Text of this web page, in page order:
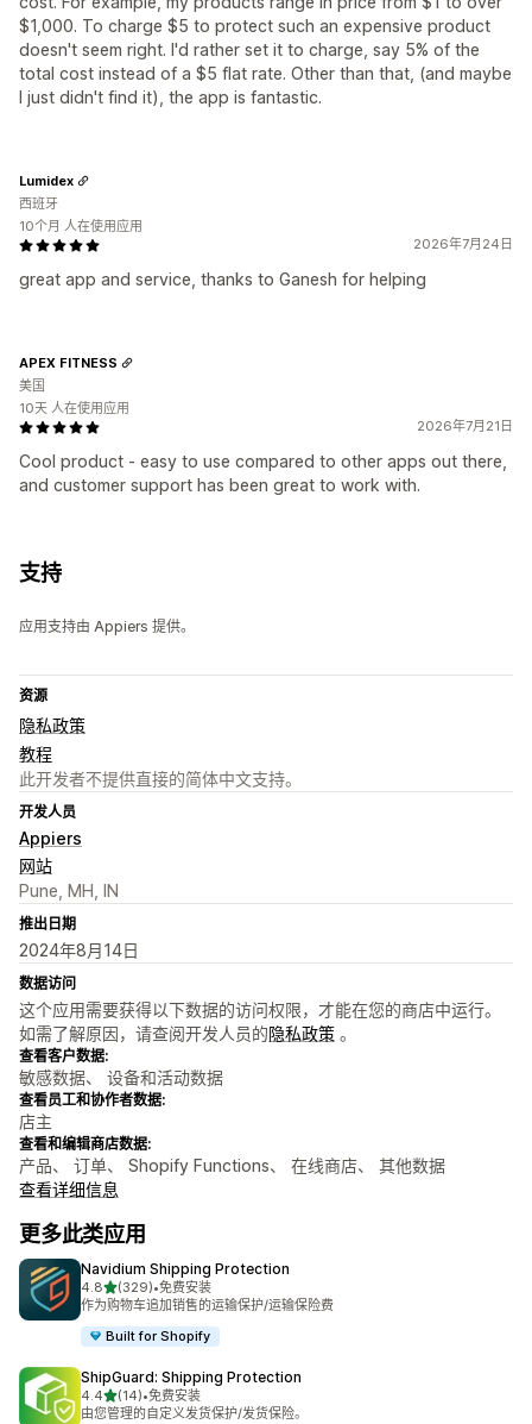
$1,000. To charge $5 to protect such an expensive product
doesn't seem right. I'd rather set it to charge, say 5% of the
total cost instead of a $5 flat rate. Other than that, (and maybe
I just didn't find it), the app is fantastic.
2026年7月24日
great app and service, thanks to Ganesh for helping
Lumidex
西班牙
10个月 人在使用应用
2026年7月21日
Cool product - easy to use compared to other apps out there,
and customer support has been great to work with.
APEX FITNESS
美国
10天 人在使用应用
支持
应用支持由 Appiers 提供。
资源
隐私政策
教程
此开发者不提供直接的简体中文支持。
开发人员
Appiers
网站
Pune, MH, IN
推出日期
2024年8月14日
数据访问
这个应用需要获得以下数据的访问权限，才能在您的商店中运行。
如需了解原因，请查阅开发人员的隐私政策 。
查看客户数据:
敏感数据、 设备和活动数据
查看员工和协作者数据:
店主
查看和编辑商店数据:
产品、 订单、 Shopify Functions、 在线商店、 其他数据
查看详细信息
更多此类应用
Navidium Shipping Protection
4.8星（满分 5 星）
(329)
总共 329 条评论
•免费安装
作为购物车追加销售的运输保护/运输保险费
Built for Shopify
ShipGuard: Shipping Protection
4.4星（满分 5 星）
(14)
总共 14 条评论
•免费安装
由您管理的自定义发货保护/发货保险。